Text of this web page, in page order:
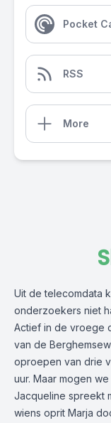
Pocket
RSS
More
Uit de telecomdata
onderzoekers niet
Actief in de vroege
van de
oproepen van drie
uur. Maar mogen
Jacqueline spreekt
wiens oprit Marja